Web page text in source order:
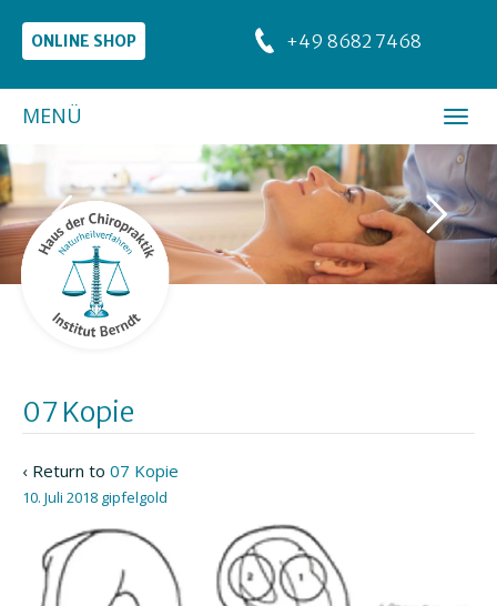
ONLINE SHOP +49 8682 7468
MENÜ
07 Kopie
‹ Return to 07 Kopie
10. Juli 2018 gipfelgold